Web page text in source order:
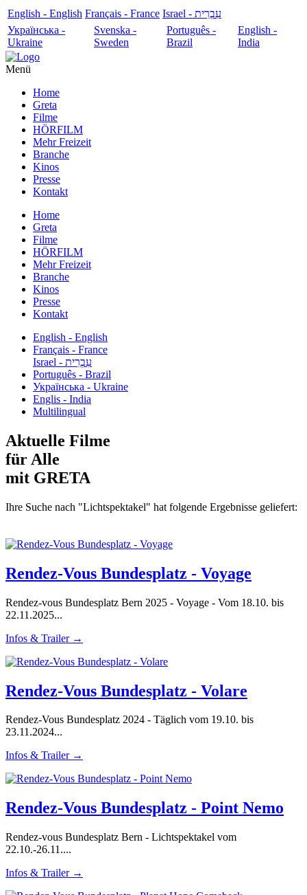
English - English Français - France
עִבְרִית - Israel
Українська -
Ukraine
Svenska -
Sweden
Português -
Brazil
English -
India
Menü
Home
Greta
Filme
HÖRFILM
Mehr Freizeit
Branche
Kinos
Presse
Kontakt
Home
Greta
Filme
HÖRFILM
Mehr Freizeit
Branche
Kinos
Presse
Kontakt
English - English
Français - France
עִבְרִית - Israel
Português - Brazil
Українська - Ukraine
Englis - India
Multilingual
Aktuelle Filme
für Alle
mit GRETA
Ihre Suche nach "Lichtspektakel" hat folgende Ergebnisse geliefert:
Rendez-Vous Bundesplatz - Voyage
Rendez-vous Bundesplatz Bern 2025 - Voyage - Vom 18.10. bis
22.11.2025...
Infos & Trailer →
Rendez-Vous Bundesplatz - Volare
Rendez-Vous Bundesplatz 2024 - Täglich vom 19.10. bis
23.11.2024...
Infos & Trailer →
Rendez-Vous Bundesplatz - Point Nemo
Rendez-vous Bundesplatz Bern - Lichtspektakel vom
22.10.-26.11....
Infos & Trailer →